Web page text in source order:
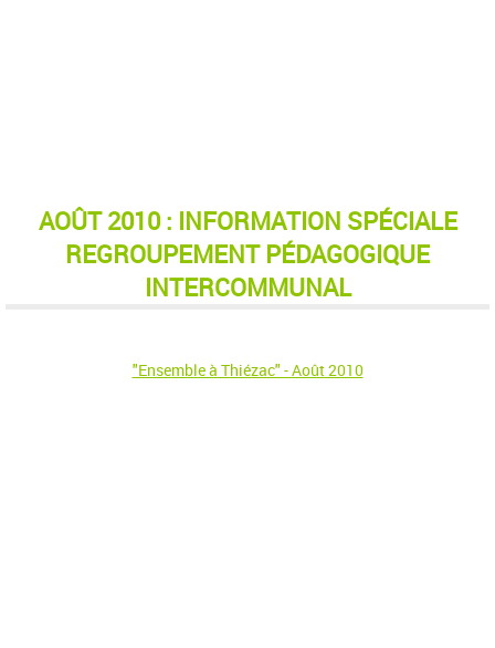
AOÛT 2010 : INFORMATION SPÉCIALE
REGROUPEMENT PÉDAGOGIQUE
INTERCOMMUNAL
"Ensemble à Thiézac" - Août 2010